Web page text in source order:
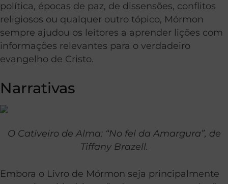
política, épocas de paz, de dissensões, conflitos
religiosos ou qualquer outro tópico, Mórmon
sempre ajudou os leitores a aprender lições com
informações relevantes para o verdadeiro
evangelho de Cristo.
Narrativas
O Cativeiro de Alma: “No fel da Amargura”, de
Tiffany Brazell.
Embora o Livro de Mórmon seja principalmente